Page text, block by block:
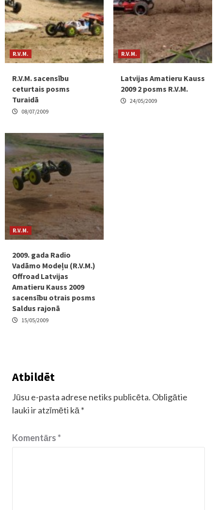
R.V.M.
R.V.M. sacensību
ceturtais posms
Turaidā
08/07/2009
R.V.M.
Latvijas Amatieru Kauss
2009 2 posms R.V.M.
24/05/2009
R.V.M.
2009. gada Radio
Vadāmo Modeļu (R.V.M.)
Offroad Latvijas
Amatieru Kauss 2009
sacensību otrais posms
Saldus rajonā
15/05/2009
Atbildēt
Jūsu e-pasta adrese netiks publicēta. Obligātie
lauki ir atzīmēti kā *
Komentārs*